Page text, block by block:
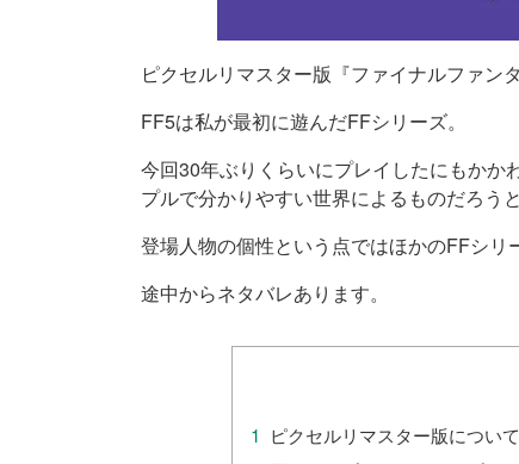
ピクセルリマスター版『ファイナルファン
FF5は私が最初に遊んだFFシリーズ。
今回30年ぶりくらいにプレイしたにもかか
プルで分かりやすい世界によるものだろうと
登場人物の個性という点ではほかのFFシリ
途中からネタバレあります。
ピクセルリマスター版につい